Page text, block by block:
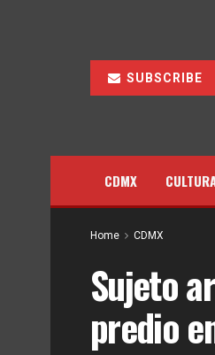
SUBSCRIBE
CDMX
Home CDMX
Sujeto
predio